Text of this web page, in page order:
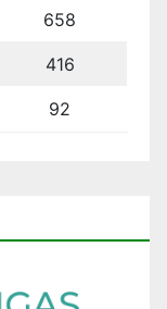
658
416
92